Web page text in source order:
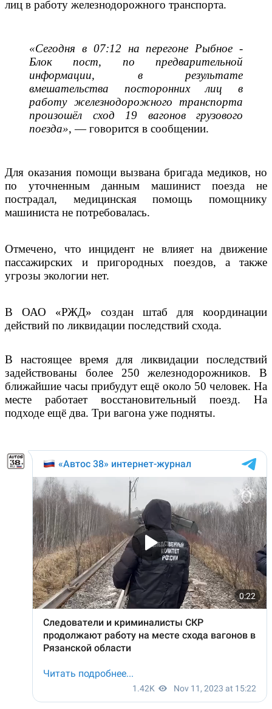
лиц в работу железнодорожного транспорта.
«Сегодня в 07:12 на перегоне Рыбное -
Блок пост, по предварительной
информации, в результате
вмешательства посторонних лиц в
работу железнодорожного транспорта
произошёл сход 19 вагонов грузового
поезда», — говорится в сообщении.
Для оказания помощи вызвана бригада медиков, но
по уточненным данным машинист поезда не
пострадал, медицинская помощь помощнику
машиниста не потребовалась.
Отмечено, что инцидент не влияет на движение
пассажирских и пригородных поездов, а также
угрозы экологии нет.
В ОАО «РЖД» создан штаб для координации
действий по ликвидации последствий схода.
В настоящее время для ликвидации последствий
задействованы более 250 железнодорожников. В
ближайшие часы прибудут ещё около 50 человек. На
месте работает восстановительный поезд. На
подходе ещё два. Три вагона уже подняты.